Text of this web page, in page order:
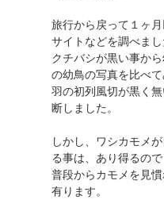
旅行から戻って１ヶ
サイトなどを調べまし
クチバシが黒い事か
の幼鳥の写真を比べて
羽の初列風切が黒く
断しました。
しかし、ワシカモメ
る事は、あり得るので
普段からカモメを見
有ります。